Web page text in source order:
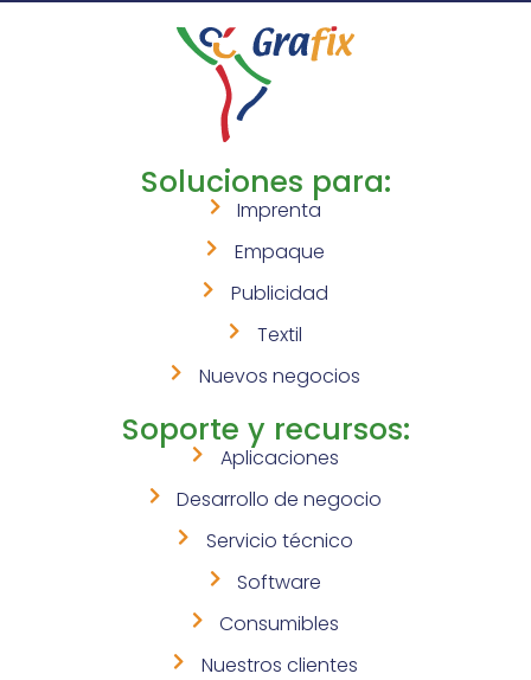
Soluciones para:
Imprenta
Empaque
Publicidad
Textil
Nuevos negocios
Soporte y recursos:
Aplicaciones
Desarrollo de negocio
Servicio técnico
Software
Consumibles
Nuestros clientes